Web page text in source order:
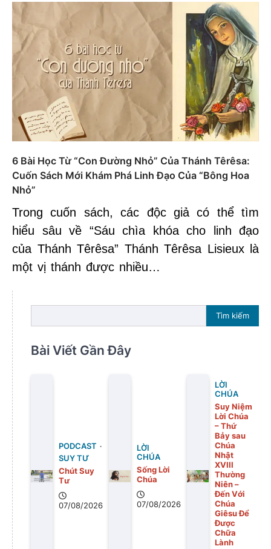
6 Bài Học Từ “Con Đường Nhỏ” Của Thánh Têrêsa:
Cuốn Sách Mới Khám Phá Linh Đạo Của “Bông Hoa
Nhỏ”
Trong cuốn sách, các độc giả có thể tìm
hiểu sâu về “Sáu chìa khóa cho linh đạo
của Thánh Têrêsa” Thánh Têrêsa Lisieux là
một vị thánh được nhiều…
Tìm kiếm
Bài Viết Gần Đây
PODCAST
SUY TƯ
Chút Suy
Tư
07/08/2026
LỜI
CHÚA
Sống Lời
Chúa
07/08/2026
LỜI
CHÚA
Suy Niệm
Lời Chúa
– Thứ
Bảy sau
Chúa
Nhật
XVIII
Thường
Niên –
Đến Với
Chúa
Giêsu Để
Được
Chữa
Lành